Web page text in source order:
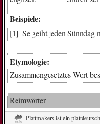
Beispiele:
Se geihtjeden Sünndag
Etymologie:
Zusammengesetztes Wort
Reimwörter
Plattmakers ist ein